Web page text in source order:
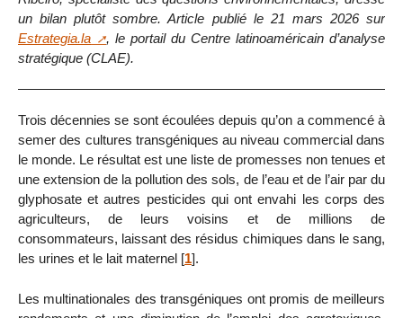
un bilan plutôt sombre. Article publié le 21 mars 2026 sur
Estrategia.la
, le portail du Centre latinoaméricain d’analyse
stratégique (CLAE).
Trois décennies se sont écoulées depuis qu’on a commencé à
semer des cultures transgéniques au niveau commercial dans
le monde. Le résultat est une liste de promesses non tenues et
une extension de la pollution des sols, de l’eau et de l’air par du
glyphosate et autres pesticides qui ont envahi les corps des
agriculteurs, de leurs voisins et de millions de
consommateurs, laissant des résidus chimiques dans le sang,
les urines et le lait maternel [1].
Les multinationales des transgéniques ont promis de meilleurs